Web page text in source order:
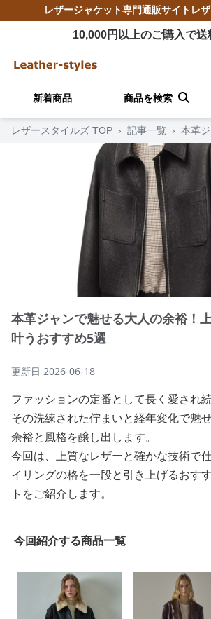
レザージャケット専門通販サイト レ
10,000円以上のご購入で送
新着商品 商品を検索
レザースタイルズ TOP › 記事一覧 › 本革
本革ジャンで魅せる大人の余裕！
叶うおすすめ5選
更新日 2026-06-18
ファッションの定番として長く愛され
その洗練された佇まいと経年変化で魅
余裕と風格を醸し出します。
今回は、上質なレザーと確かな技術で
イリングの格を一段と引き上げるおす
トをご紹介します。
今回紹介する商品一覧